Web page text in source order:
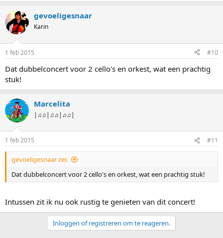
gevoeligesnaar
Karin
1 feb 2015 #10
Dat dubbelconcert voor 2 cello's en orkest, wat een prachtig
stuk!
Marcelita
|♫♫|♫♫|♫♫|
1 feb 2015 #11
gevoeligesnaar zei:
Dat dubbelconcert voor 2 cello's en orkest, wat een prachtig stuk!
Intussen zit ik nu ook rustig te genieten van dit concert!
Inloggen of registreren om te reageren.